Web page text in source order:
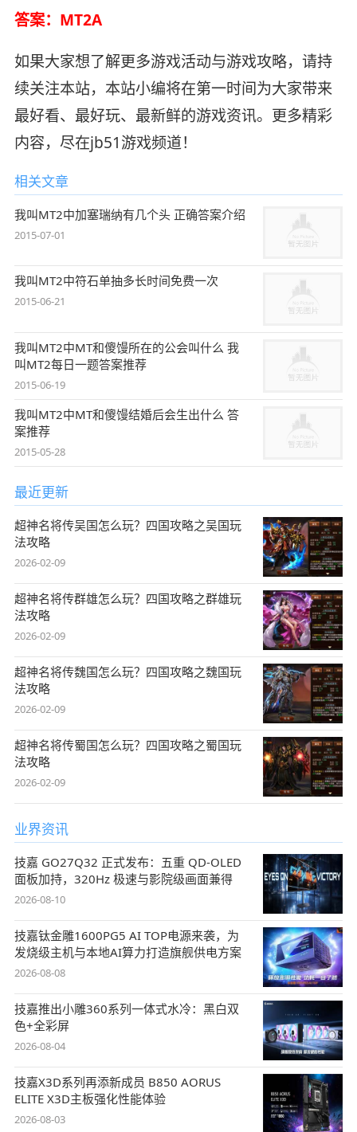
答案：MT2A
如果大家想了解更多游戏活动与游戏攻略，请持
续关注本站，本站小编将在第一时间为大家带来
最好看、最好玩、最新鲜的游戏资讯。更多精彩
内容，尽在jb51游戏频道！
相关文章
我叫MT2中加塞瑞纳有几个头 正确答案介绍
2015-07-01
我叫MT2中符石单抽多长时间免费一次
2015-06-21
我叫MT2中MT和傻馒所在的公会叫什么 我
叫MT2每日一题答案推荐
2015-06-19
我叫MT2中MT和傻馒结婚后会生出什么 答
案推荐
2015-05-28
最近更新
超神名将传吴国怎么玩？四国攻略之吴国玩
法攻略
2026-02-09
超神名将传群雄怎么玩？四国攻略之群雄玩
法攻略
2026-02-09
超神名将传魏国怎么玩？四国攻略之魏国玩
法攻略
2026-02-09
超神名将传蜀国怎么玩？四国攻略之蜀国玩
法攻略
2026-02-09
业界资讯
技嘉 GO27Q32 正式发布：五重 QD-OLED
面板加持，320Hz 极速与影院级画面兼得
2026-08-10
技嘉钛金雕1600PG5 AI TOP电源来袭，为
发烧级主机与本地AI算力打造旗舰供电方案
2026-08-08
技嘉推出小雕360系列一体式水冷：黑白双
色+全彩屏
2026-08-04
技嘉X3D系列再添新成员 B850 AORUS
ELITE X3D主板强化性能体验
2026-08-03